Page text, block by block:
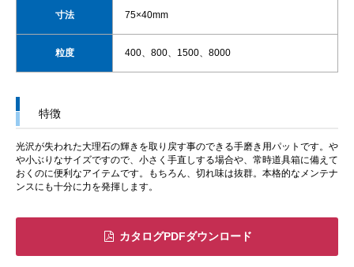
寸法 75×40mm
粒度 400、800、1500、8000
特徴
光沢が失われた大理石の輝きを取り戻す事のできる手磨き用パットです。や
や小ぶりなサイズですので、小さく手直しする場合や、常時道具箱に備えて
おくのに便利なアイテムです。もちろん、切れ味は抜群。本格的なメンテナ
ンスにも十分に力を発揮します。
カタログPDFダウンロード